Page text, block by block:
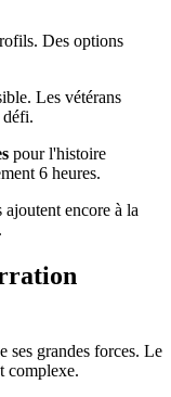
Des options
Les vétérans
pour l'histoire
6 heures.
encore à la
ses grandes forces. Le
complexe.